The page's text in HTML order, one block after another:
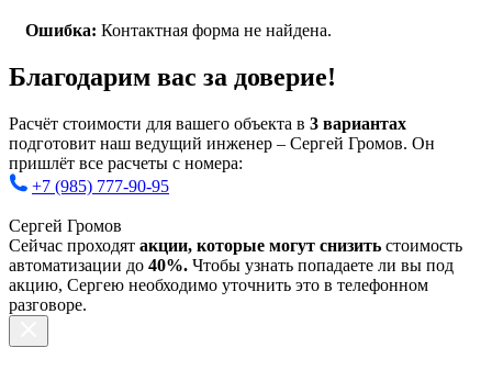
Ошибка: Контактная форма не найдена.
Благодарим вас за доверие!
Расчёт стоимости для вашего объекта в 3 вариантах
подготовит наш ведущий инженер – Сергей Громов. Он
пришлёт все расчеты с номера:
+7 (985) 777-90-95
Сергей Громов
Сейчас проходят акции, которые могут снизить стоимость
автоматизации до 40%. Чтобы узнать попадаете ли вы под
акцию, Сергею необходимо уточнить это в телефонном
разговоре.